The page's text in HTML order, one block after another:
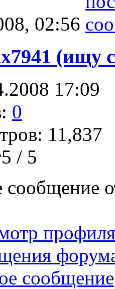
02:56
(ищу
17:09
0
11,837
/ 5
сообщение
профиля
сообщение